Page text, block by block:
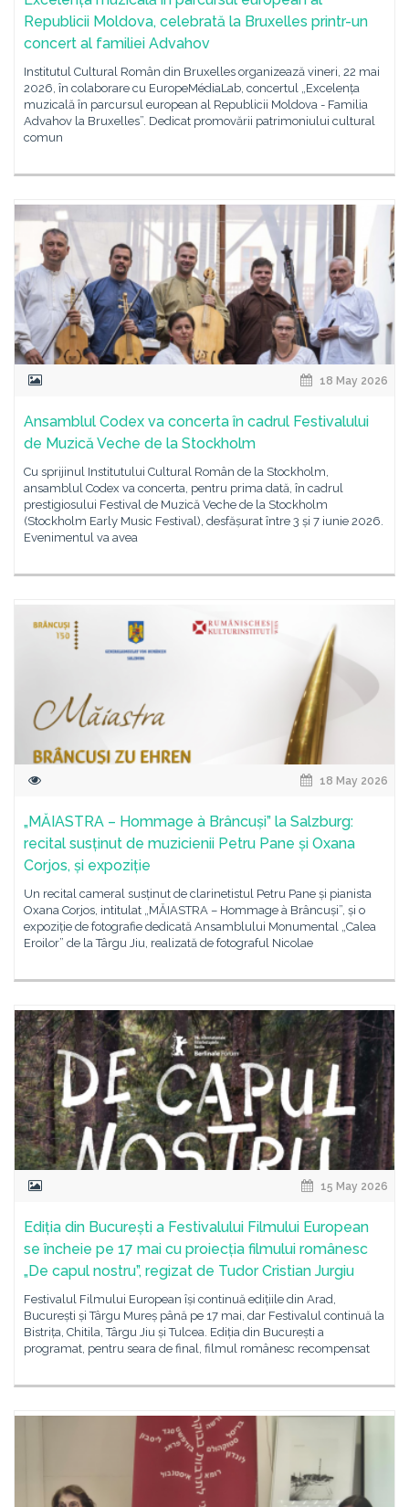
Republicii Moldova, celebrată la Bruxelles printr-un
concert al familiei Advahov
Institutul Cultural Român din Bruxelles organizează vineri, 22 mai
2026, în colaborare cu EuropeMédiaLab, concertul „Excelența
muzicală în parcursul european al Republicii Moldova - Familia
Advahov la Bruxelles”. Dedicat promovării patrimoniului cultural
comun
18 May 2026
Ansamblul Codex va concerta în cadrul Festivalului
de Muzică Veche de la Stockholm
Cu sprijinul Institutului Cultural Român de la Stockholm,
ansamblul Codex va concerta, pentru prima dată, în cadrul
prestigiosului Festival de Muzică Veche de la Stockholm
(Stockholm Early Music Festival), desfășurat între 3 și 7 iunie 2026.
Evenimentul va avea
18 May 2026
„MĂIASTRA – Hommage à Brâncuși” la Salzburg:
recital susținut de muzicienii Petru Pane și Oxana
Corjos, și expoziție
Un recital cameral susținut de clarinetistul Petru Pane și pianista
Oxana Corjos, intitulat „MĂIASTRA – Hommage à Brâncuși”, și o
expoziție de fotografie dedicată Ansamblului Monumental „Calea
Eroilor” de la Târgu Jiu, realizată de fotograful Nicolae
15 May 2026
Ediția din București a Festivalului Filmului European
se încheie pe 17 mai cu proiecția filmului românesc
„De capul nostru”, regizat de Tudor Cristian Jurgiu
Festivalul Filmului European își continuă edițiile din Arad,
București și Târgu Mureș până pe 17 mai, dar Festivalul continuă la
Bistrița, Chitila, Târgu Jiu și Tulcea. Ediția din București a
programat, pentru seara de final, filmul românesc recompensat